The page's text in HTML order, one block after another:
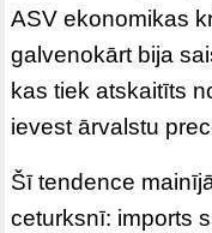
ASV ekonomikas
galvenokārt bija
kas tiek atskaitīts
ievest ārvalstu
Šī tendence
ceturksnī: imports